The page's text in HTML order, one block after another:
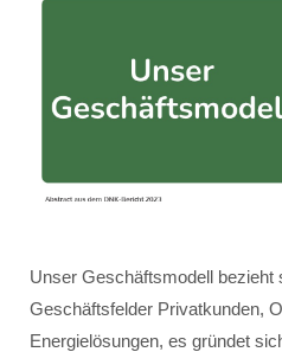
Unser Geschäftsmodell bezieht
Geschäftsfelder Privatkunden,
Energielösungen, es gründet